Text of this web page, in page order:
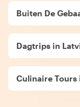
Buiten De
Dagtrips in
Culinaire Tours